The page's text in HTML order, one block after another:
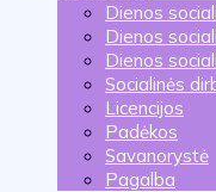
Dienos
Dienos
Dienos
Socialinės
Licencijos
Padėkos
Savanorystė
Pagalba